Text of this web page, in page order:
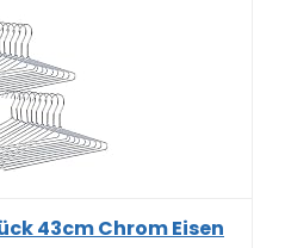
43cm Chrom Eisen